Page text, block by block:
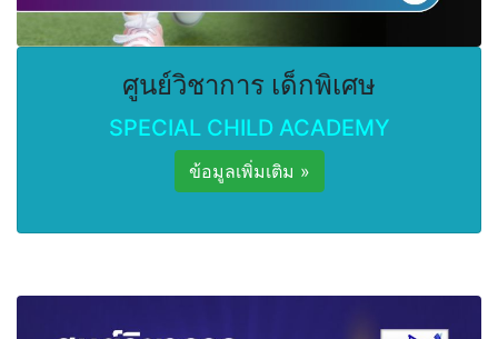
ศูนย์วิชาการ เด็กพิเศษ
SPECIAL CHILD ACADEMY
ข้อมูลเพิ่มเติม »